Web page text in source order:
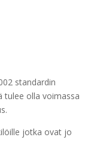
standardin
tulee olla voimassa
jotka ovat jo